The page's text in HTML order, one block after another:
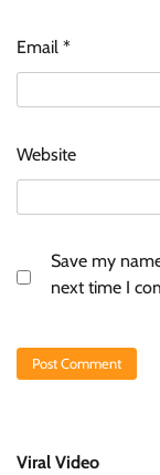
Email *
Website
Save my
next time I
Viral Video